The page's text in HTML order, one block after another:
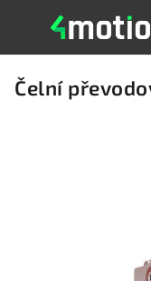
Čelní